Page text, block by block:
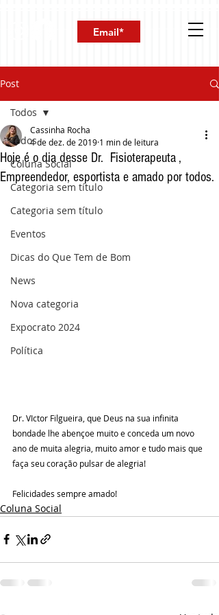
Post
Todos
Coluna Social
Categoria sem título
Categoria sem título
Eventos
Dicas do Que Tem de Bom
News
Nova categoria
Expocrato 2024
Política
Todos
Hoje é o dia desse Dr. Fisioterapeuta ,
Empreendedor, esportista e amado por todos.
Cassinha Rocha
4 de dez. de 2019 1 min de leitura
Dr. VIctor Filgueira, que Deus na sua infinita
bondade lhe abençoe muito e conceda um novo
ano de muita alegria, muito amor e tudo mais que
faça seu coração pulsar de alegria!
Felicidades sempre amado!
Coluna Social